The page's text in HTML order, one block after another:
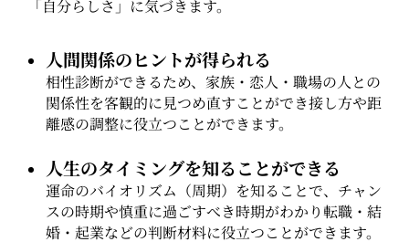
「自分らしさ」に気づきます。
人間関係のヒントが得られる
相性診断ができるため、家族・恋人・職場の人との
関係性を客観的に見つめ直すことができ接し方や距
離感の調整に役立つことができます。
人生のタイミングを知ることができる
運命のバイオリズム（周期）を知ることで、チャン
スの時期や慎重に過ごすべき時期がわかり転職・結
婚・起業などの判断材料に役立つことができます。